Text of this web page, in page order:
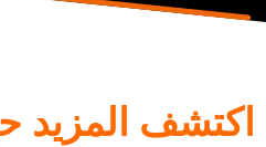
اكتشف المزيد